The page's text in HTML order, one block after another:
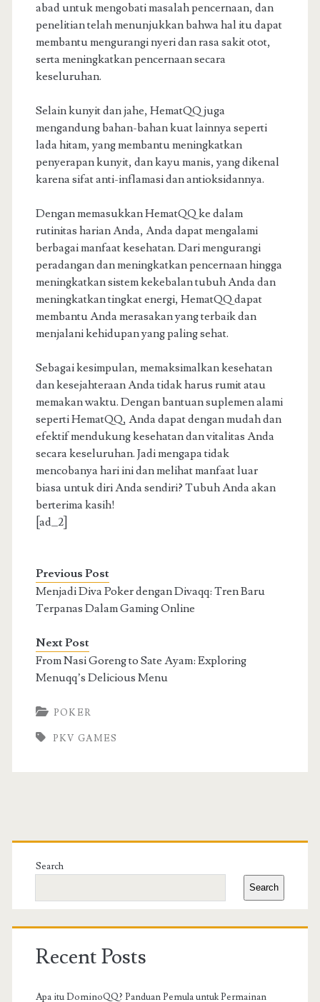
abad untuk mengobati masalah pencernaan, dan
penelitian telah menunjukkan bahwa hal itu dapat
membantu mengurangi nyeri dan rasa sakit otot,
serta meningkatkan pencernaan secara
keseluruhan.
Selain kunyit dan jahe, HematQQ juga
mengandung bahan-bahan kuat lainnya seperti
lada hitam, yang membantu meningkatkan
penyerapan kunyit, dan kayu manis, yang dikenal
karena sifat anti-inflamasi dan antioksidannya.
Dengan memasukkan HematQQ ke dalam
rutinitas harian Anda, Anda dapat mengalami
berbagai manfaat kesehatan. Dari mengurangi
peradangan dan meningkatkan pencernaan hingga
meningkatkan sistem kekebalan tubuh Anda dan
meningkatkan tingkat energi, HematQQ dapat
membantu Anda merasakan yang terbaik dan
menjalani kehidupan yang paling sehat.
Sebagai kesimpulan, memaksimalkan kesehatan
dan kesejahteraan Anda tidak harus rumit atau
memakan waktu. Dengan bantuan suplemen alami
seperti HematQQ, Anda dapat dengan mudah dan
efektif mendukung kesehatan dan vitalitas Anda
secara keseluruhan. Jadi mengapa tidak
mencobanya hari ini dan melihat manfaat luar
biasa untuk diri Anda sendiri? Tubuh Anda akan
berterima kasih!
[ad_2]
Previous Post
Menjadi Diva Poker dengan Divaqq: Tren Baru
Terpanas Dalam Gaming Online
Next Post
From Nasi Goreng to Sate Ayam: Exploring
Menuqq’s Delicious Menu
POKER
PKV GAMES
Primary
Sidebar
Search
Search
Recent Posts
Apa itu DominoQQ? Panduan Pemula untuk Permainan